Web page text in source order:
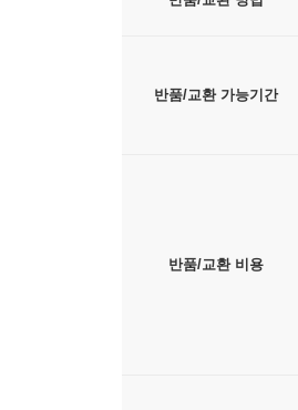
반품/교환 가능기간
반품/교환 비용